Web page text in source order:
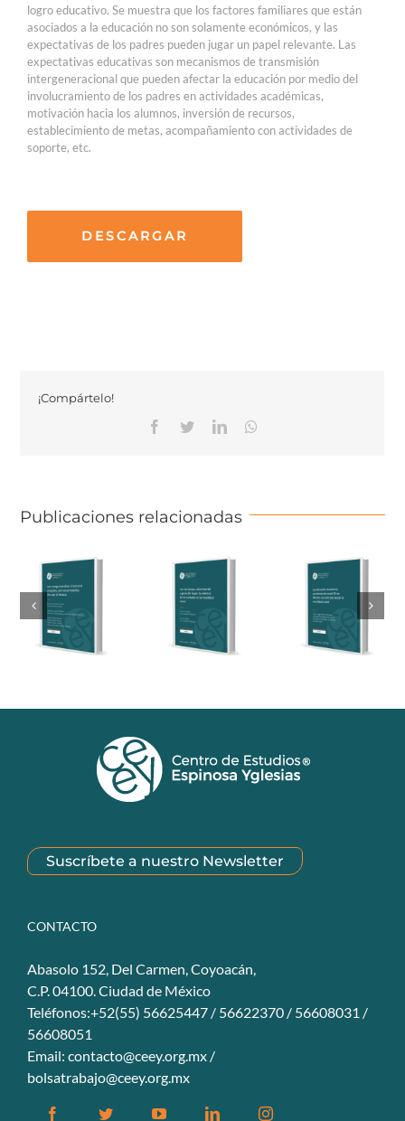
logro educativo. Se muestra que los factores familiares que están
asociados a la educación no son solamente económicos, y las
expectativas de los padres pueden jugar un papel relevante. Las
expectativas educativas son mecanismos de transmisión
intergeneracional que pueden afectar la educación por medio del
involucramiento de los padres en actividades académicas,
motivación hacia los alumnos, inversión de recursos,
establecimiento de metas, acompañamiento con actividades de
soporte, etc.
DESCARGAR
¡Compártelo!
Facebook
TwitterLinkedinWhatsapp
Publicaciones relacionadas
Suscríbete a nuestro Newsletter
CONTACTO
Abasolo 152, Del Carmen, Coyoacán,
C.P. 04100. Ciudad de México
Teléfonos:+52(55) 56625447 / 56622370 / 56608031 /
56608051
Email: contacto@ceey.org.mx /
bolsatrabajo@ceey.org.mx
FacebookTwitter YouTubeLinkedinInstagram